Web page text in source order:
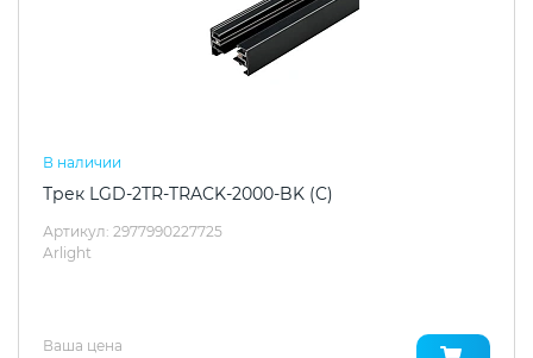
В наличии
Трек LGD-2TR-TRACK-2000-BK (C)
Артикул: 2977990227725
Arlight
Ваша цена